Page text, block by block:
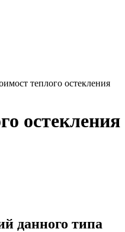
теплого остекления
остекления
данного типа